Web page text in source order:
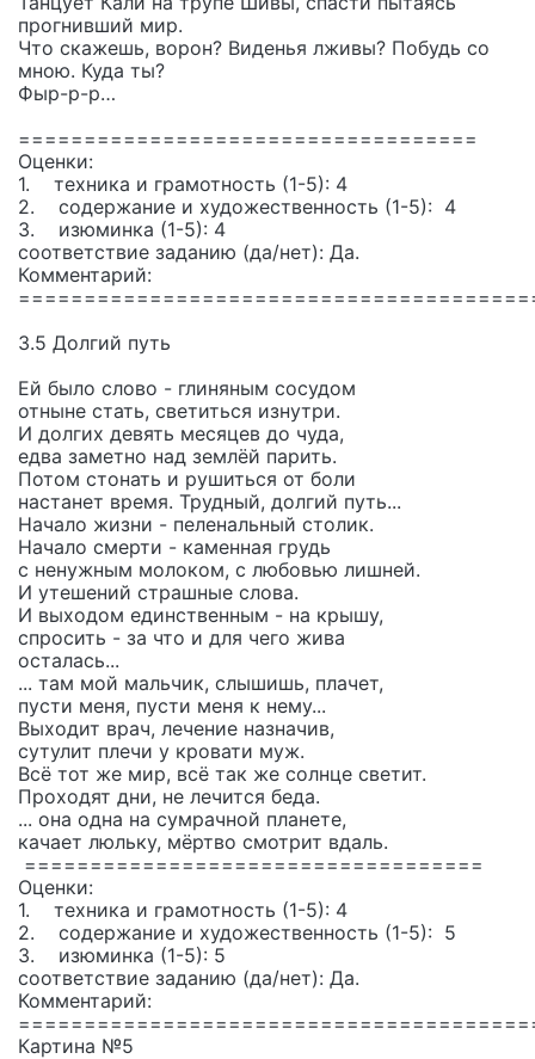
прогнивший мир.
Что скажешь, ворон? Виденья лживы? Побудь со
мною. Куда ты?
Фыр-р-р…
===================================
Оценки:
1. техника и грамотность (1-5): 4
2. содержание и художественность (1-5): 4
3. изюминка (1-5): 4
соответствие заданию (да/нет): Да.
Комментарий:
3.5 Долгий путь
Ей было слово - глиняным сосудом
отныне стать, светиться изнутри.
И долгих девять месяцев до чуда,
едва заметно над землёй парить.
Потом стонать и рушиться от боли
настанет время. Трудный, долгий путь...
Начало жизни - пеленальный столик.
Начало смерти - каменная грудь
с ненужным молоком, с любовью лишней.
И утешений страшные слова.
И выходом единственным - на крышу,
спросить - за что и для чего жива
осталась...
... там мой мальчик, слышишь, плачет,
пусти меня, пусти меня к нему...
Выходит врач, лечение назначив,
сутулит плечи у кровати муж.
Всё тот же мир, всё так же солнце светит.
Проходят дни, не лечится беда.
... она одна на сумрачной планете,
качает люльку, мёртво смотрит вдаль.
===================================
Оценки:
1. техника и грамотность (1-5): 4
2. содержание и художественность (1-5): 5
3. изюминка (1-5): 5
соответствие заданию (да/нет): Да.
Комментарий:
Картина №5